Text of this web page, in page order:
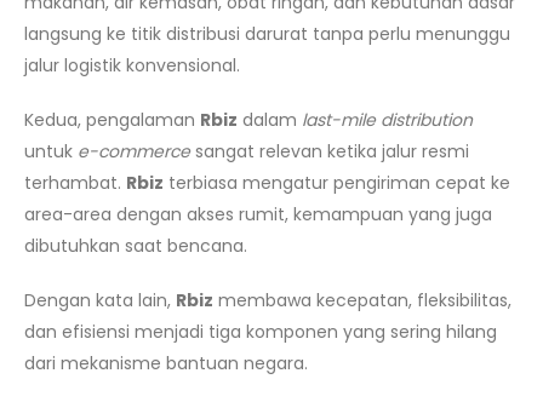
langsung ke titik distribusi darurat tanpa perlu menunggu
jalur logistik konvensional.
Kedua, pengalaman Rbiz dalam last-mile distribution
untuk e-commercesangat relevan ketika jalur resmi
terhambat. Rbiz terbiasa mengatur pengiriman cepat ke
area-area dengan akses rumit, kemampuan yang juga
dibutuhkan saat bencana.
Dengan kata lain, Rbiz membawa kecepatan, fleksibilitas,
dan efisiensi menjadi tiga komponen yang sering hilang
dari mekanisme bantuan negara.